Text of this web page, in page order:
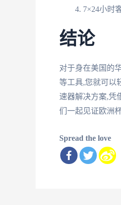
7×24小时
结论
对于身在美国的
等工具,您就可以
速器解决方案,凭
们一起见证欧洲
Spread the love